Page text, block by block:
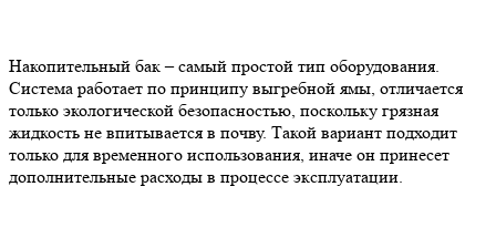
Накопительный бак – самый простой тип оборудования.
Система работает по принципу выгребной ямы, отличается
только экологической безопасностью, поскольку грязная
жидкость не впитывается в почву. Такой вариант подходит
только для временного использования, иначе он принесет
дополнительные расходы в процессе эксплуатации.